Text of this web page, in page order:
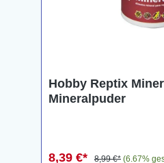
Hobby Reptix
Mineralpuder
8,39 €* 8,99 €* (6.67%